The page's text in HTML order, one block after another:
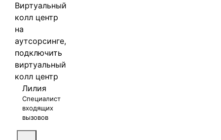
Лилия
Специалист
входящих
вызовов